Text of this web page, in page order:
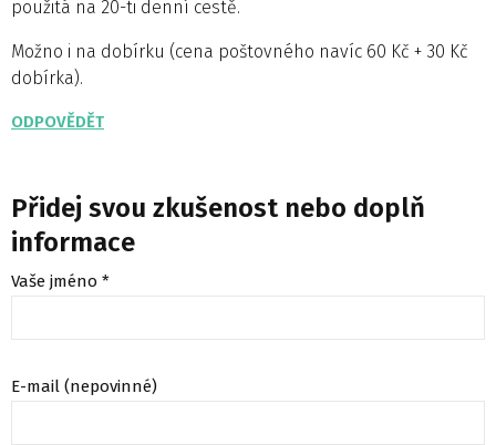
použitá na 20-ti denní cestě.
Možno i na dobírku (cena poštovného navíc 60 Kč + 30 Kč
dobírka).
ODPOVĚDĚT
Přidej svou zkušenost nebo doplň
informace
Vaše jméno *
E-mail (nepovinné)